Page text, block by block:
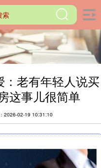
老有年轻人说买
这事儿很简单
2026-02-19 10:31:10